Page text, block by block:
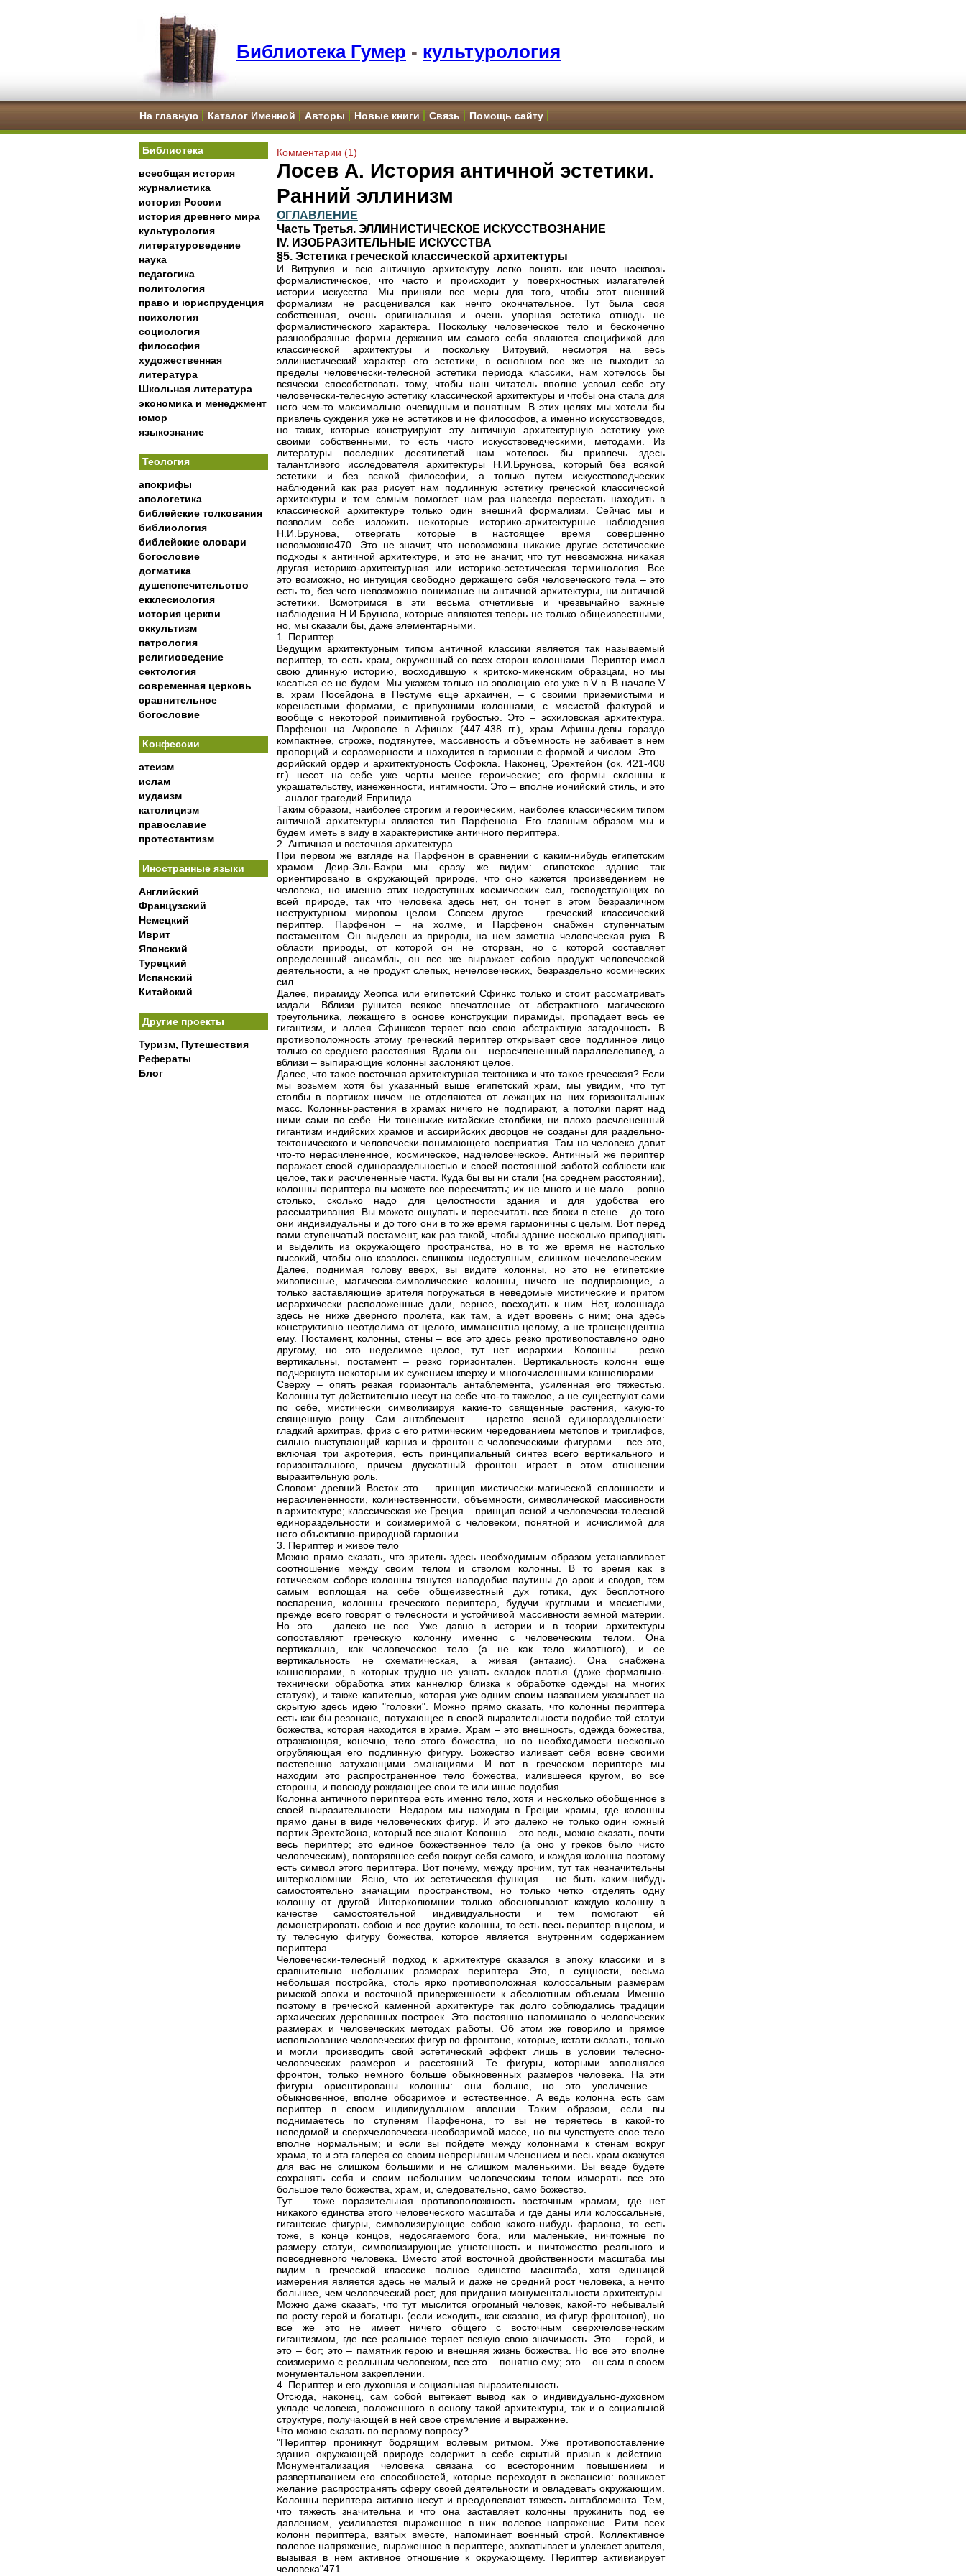
Библиотека Гумер - культурология
На главную Каталог Именной Авторы Новые книги Связь Помощь сайту
Библиотека
всеобщая история
журналистика
история России
история древнего мира
культурология
литературоведение
наука
педагогика
политология
право и юриспруденция
психология
социология
философия
художественная
литература
Школьная литература
экономика и менеджмент
юмор
языкознание
Теология
апокрифы
апологетика
библейские толкования
библиология
библейские словари
богословие
догматика
душепопечительство
екклесиология
история церкви
оккультизм
патрология
религиоведение
сектология
современная церковь
сравнительное
богословие
Конфессии
атеизм
ислам
иудаизм
католицизм
православие
протестантизм
Иностранные языки
Английский
Французский
Немецкий
Иврит
Японский
Турецкий
Испанский
Китайский
Другие проекты
Туризм, Путешествия
Рефераты
Блог
Комментарии (1)
Лосев А. История античной эстетики.
Ранний эллинизм
ОГЛАВЛЕНИЕ
Часть Третья. ЭЛЛИНИСТИЧЕСКОЕ ИСКУССТВОЗНАНИЕ
IV. ИЗОБРАЗИТЕЛЬНЫЕ ИСКУССТВА
§5. Эстетика греческой классической архитектуры
И Витрувия и всю античную архитектуру легко понять как нечто насквозь
формалистическое, что часто и происходит у поверхностных излагателей
истории искусства. Мы приняли все меры для того, чтобы этот внешний
формализм не расценивался как нечто окончательное. Тут была своя
собственная, очень оригинальная и очень упорная эстетика отнюдь не
формалистического характера. Поскольку человеческое тело и бесконечно
разнообразные формы держания им самого себя являются спецификой для
классической архитектуры и поскольку Витрувий, несмотря на весь
эллинистический характер его эстетики, в основном все же не выходит за
пределы человечески-телесной эстетики периода классики, нам хотелось бы
всячески способствовать тому, чтобы наш читатель вполне усвоил себе эту
человечески-телесную эстетику классической архитектуры и чтобы она стала для
него чем-то максимально очевидным и понятным. В этих целях мы хотели бы
привлечь суждения уже не эстетиков и не философов, а именно искусствоведов,
но таких, которые конструируют эту античную архитектурную эстетику уже
своими собственными, то есть чисто искусствоведческими, методами. Из
литературы последних десятилетий нам хотелось бы привлечь здесь
талантливого исследователя архитектуры Н.И.Брунова, который без всякой
эстетики и без всякой философии, а только путем искусствоведческих
наблюдений как раз рисует нам подлинную эстетику греческой классической
архитектуры и тем самым помогает нам раз навсегда перестать находить в
классической архитектуре только один внешний формализм. Сейчас мы и
позволим себе изложить некоторые историко-архитектурные наблюдения
Н.И.Брунова, отвергать которые в настоящее время совершенно
невозможно470. Это не значит, что невозможны никакие другие эстетические
подходы к античной архитектуре, и это не значит, что тут невозможна никакая
другая историко-архитектурная или историко-эстетическая терминология. Все
это возможно, но интуиция свободно держащего себя человеческого тела – это
есть то, без чего невозможно понимание ни античной архитектуры, ни античной
эстетики. Всмотримся в эти весьма отчетливые и чрезвычайно важные
наблюдения Н.И.Брунова, которые являются теперь не только общеизвестными,
но, мы сказали бы, даже элементарными.
1. Периптер
Ведущим архитектурным типом античной классики является так называемый
периптер, то есть храм, окруженный со всех сторон колоннами. Периптер имел
свою длинную историю, восходившую к критско-микенским образцам, но мы
касаться ее не будем. Мы укажем только на эволюцию его уже в V в. В начале V
в. храм Посейдона в Пестуме еще архаичен, – с своими приземистыми и
коренастыми формами, с припухшими колоннами, с мясистой фактурой и
вообще с некоторой примитивной грубостью. Это – эсхиловская архитектура.
Парфенон на Акрополе в Афинах (447-438 гг.), храм Афины-девы гораздо
компактнее, строже, подтянутее, массивность и объемность не забивает в нем
пропорций и соразмерности и находится в гармонии с формой и числом. Это –
дорийский ордер и архитектурность Софокла. Наконец, Эрехтейон (ок. 421-408
гг.) несет на себе уже черты менее героические; его формы склонны к
украшательству, изнеженности, интимности. Это – вполне ионийский стиль, и это
– аналог трагедий Еврипида.
Таким образом, наиболее строгим и героическим, наиболее классическим типом
античной архитектуры является тип Парфенона. Его главным образом мы и
будем иметь в виду в характеристике античного периптера.
2. Античная и восточная архитектура
При первом же взгляде на Парфенон в сравнении с каким-нибудь египетским
храмом Деир-Эль-Бахри мы сразу же видим: египетское здание так
ориентировано в окружающей природе, что оно кажется произведением не
человека, но именно этих недоступных космических сил, господствующих во
всей природе, так что человека здесь нет, он тонет в этом безразличном
неструктурном мировом целом. Совсем другое – греческий классический
периптер. Парфенон – на холме, и Парфенон снабжен ступенчатым
постаментом. Он выделен из природы, на нем заметна человеческая рука. В
области природы, от которой он не оторван, но с которой составляет
определенный ансамбль, он все же выражает собою продукт человеческой
деятельности, а не продукт слепых, нечеловеческих, безраздельно космических
сил.
Далее, пирамиду Хеопса или египетский Сфинкс только и стоит рассматривать
издали. Вблизи рушится всякое впечатление от абстрактного магического
треугольника, лежащего в основе конструкции пирамиды, пропадает весь ее
гигантизм, и аллея Сфинксов теряет всю свою абстрактную загадочность. В
противоположность этому греческий периптер открывает свое подлинное лицо
только со среднего расстояния. Вдали он – нерасчлененный параллелепипед, а
вблизи – выпирающие колонны заслоняют целое.
Далее, что такое восточная архитектурная тектоника и что такое греческая? Если
мы возьмем хотя бы указанный выше египетский храм, мы увидим, что тут
столбы в портиках ничем не отделяются от лежащих на них горизонтальных
масс. Колонны-растения в храмах ничего не подпирают, а потолки парят над
ними сами по себе. Ни тоненькие китайские столбики, ни плохо расчлененный
гигантизм индийских храмов и ассирийских дворцов не созданы для раздельно-
тектонического и человечески-понимающего восприятия. Там на человека давит
что-то нерасчлененное, космическое, надчеловеческое. Античный же периптер
поражает своей единораздельностью и своей постоянной заботой соблюсти как
целое, так и расчлененные части. Куда бы вы ни стали (на среднем расстоянии),
колонны периптера вы можете все пересчитать; их не много и не мало – ровно
столько, сколько надо для целостности здания и для удобства его
рассматривания. Вы можете ощупать и пересчитать все блоки в стене – до того
они индивидуальны и до того они в то же время гармоничны с целым. Вот перед
вами ступенчатый постамент, как раз такой, чтобы здание несколько приподнять
и выделить из окружающего пространства, но в то же время не настолько
высокий, чтобы оно казалось слишком недоступным, слишком нечеловеческим.
Далее, поднимая голову вверх, вы видите колонны, но это не египетские
живописные, магически-символические колонны, ничего не подпирающие, а
только заставляющие зрителя погружаться в неведомые мистические и притом
иерархически расположенные дали, вернее, восходить к ним. Нет, колоннада
здесь не ниже дверного пролета, как там, а идет вровень с ним; она здесь
конструктивно неотделима от целого, имманентна целому, а не трансцендентна
ему. Постамент, колонны, стены – все это здесь резко противопоставлено одно
другому, но это неделимое целое, тут нет иерархии. Колонны – резко
вертикальны, постамент – резко горизонтален. Вертикальность колонн еще
подчеркнута некоторым их сужением кверху и многочисленными каннелюрами.
Сверху – опять резкая горизонталь антаблемента, усиленная его тяжестью.
Колонны тут действительно несут на себе что-то тяжелое, а не существуют сами
по себе, мистически символизируя какие-то священные растения, какую-то
священную рощу. Сам антаблемент – царство ясной единораздельности:
гладкий архитрав, фриз с его ритмическим чередованием метопов и триглифов,
сильно выступающий карниз и фронтон с человеческими фигурами – все это,
включая три акротерия, есть принципиальный синтез всего вертикального и
горизонтального, причем двускатный фронтон играет в этом отношении
выразительную роль.
Словом: древний Восток это – принцип мистически-магической сплошности и
нерасчлененности, количественности, объемности, символической массивности
в архитектуре; классическая же Греция – принцип ясной и человечески-телесной
единораздельности и соизмеримой с человеком, понятной и исчислимой для
него объективно-природной гармонии.
3. Периптер и живое тело
Можно прямо сказать, что зритель здесь необходимым образом устанавливает
соотношение между своим телом и стволом колонны. В то время как в
готическом соборе колонны тянутся наподобие паутины до арок и сводов, тем
самым воплощая на себе общеизвестный дух готики, дух бесплотного
воспарения, колонны греческого периптера, будучи круглыми и мясистыми,
прежде всего говорят о телесности и устойчивой массивности земной материи.
Но это – далеко не все. Уже давно в истории и в теории архитектуры
сопоставляют греческую колонну именно с человеческим телом. Она
вертикальна, как человеческое тело (а не как тело животного), и ее
вертикальность не схематическая, а живая (энтазис). Она снабжена
каннелюрами, в которых трудно не узнать складок платья (даже формально-
технически обработка этих каннелюр близка к обработке одежды на многих
статуях), и также капителью, которая уже одним своим названием указывает на
скрытую здесь идею "головки". Можно прямо сказать, что колонны периптера
есть как бы резонанс, потухающее в своей выразительности подобие той статуи
божества, которая находится в храме. Храм – это внешность, одежда божества,
отражающая, конечно, тело этого божества, но по необходимости несколько
огрубляющая его подлинную фигуру. Божество изливает себя вовне своими
постепенно затухающими эманациями. И вот в греческом периптере мы
находим это распространенное тело божества, излившееся кругом, во все
стороны, и повсюду рождающее свои те или иные подобия.
Колонна античного периптера есть именно тело, хотя и несколько обобщенное в
своей выразительности. Недаром мы находим в Греции храмы, где колонны
прямо даны в виде человеческих фигур. И это далеко не только один южный
портик Эрехтейона, который все знают. Колонна – это ведь, можно сказать, почти
весь периптер; это единое божественное тело (а оно у греков было чисто
человеческим), повторявшее себя вокруг себя самого, и каждая колонна поэтому
есть символ этого периптера. Вот почему, между прочим, тут так незначительны
интерколюмнии. Ясно, что их эстетическая функция – не быть каким-нибудь
самостоятельно значащим пространством, но только четко отделять одну
колонну от другой. Интерколюмнии только обосновывают каждую колонну в
качестве самостоятельной индивидуальности и тем помогают ей
демонстрировать собою и все другие колонны, то есть весь периптер в целом, и
ту телесную фигуру божества, которое является внутренним содержанием
периптера.
Человечески-телесный подход к архитектуре сказался в эпоху классики и в
сравнительно небольших размерах периптера. Это, в сущности, весьма
небольшая постройка, столь ярко противоположная колоссальным размерам
римской эпохи и восточной приверженности к абсолютным объемам. Именно
поэтому в греческой каменной архитектуре так долго соблюдались традиции
архаических деревянных построек. Это постоянно напоминало о человеческих
размерах и человеческих методах работы. Об этом же говорило и прямое
использование человеческих фигур во фронтоне, которые, кстати сказать, только
и могли производить свой эстетический эффект лишь в условии телесно-
человеческих размеров и расстояний. Те фигуры, которыми заполнялся
фронтон, только немного больше обыкновенных размеров человека. На эти
фигуры ориентированы колонны: они больше, но это увеличение –
обыкновенное, вполне обозримое и естественное. А ведь колонна есть сам
периптер в своем индивидуальном явлении. Таким образом, если вы
поднимаетесь по ступеням Парфенона, то вы не теряетесь в какой-то
неведомой и сверхчеловечески-необозримой массе, но вы чувствуете свое тело
вполне нормальным; и если вы пойдете между колоннами к стенам вокруг
храма, то и эта галерея со своим непрерывным членением и весь храм окажутся
для вас не слишком большими и не слишком маленькими. Вы везде будете
сохранять себя и своим небольшим человеческим телом измерять все это
большое тело божества, храм, и, следовательно, само божество.
Тут – тоже поразительная противоположность восточным храмам, где нет
никакого единства этого человеческого масштаба и где даны или колоссальные,
гигантские фигуры, символизирующие собою какого-нибудь фараона, то есть
тоже, в конце концов, недосягаемого бога, или маленькие, ничтожные по
размеру статуи, символизирующие угнетенность и ничтожество реального и
повседневного человека. Вместо этой восточной двойственности масштаба мы
видим в греческой классике полное единство масштаба, хотя единицей
измерения является здесь не малый и даже не средний рост человека, а нечто
большее, чем человеческий рост, для придания монументальности архитектуры.
Можно даже сказать, что тут мыслится огромный человек, какой-то небывалый
по росту герой и богатырь (если исходить, как сказано, из фигур фронтонов), но
все же это не имеет ничего общего с восточным сверхчеловеческим
гигантизмом, где все реальное теряет всякую свою значимость. Это – герой, и
это – бог; это – памятник герою и внешняя жизнь божества. Но все это вполне
соизмеримо с реальным человеком, все это – понятно ему; это – он сам в своем
монументальном закреплении.
4. Периптер и его духовная и социальная выразительность
Отсюда, наконец, сам собой вытекает вывод как о индивидуально-духовном
укладе человека, положенного в основу такой архитектуры, так и о социальной
структуре, получающей в ней свое стремление и выражение.
Что можно сказать по первому вопросу?
"Периптер проникнут бодрящим волевым ритмом. Уже противопоставление
здания окружающей природе содержит в себе скрытый призыв к действию.
Монументализация человека связана со всесторонним повышением и
развертыванием его способностей, которые переходят в экспансию: возникает
желание распространять сферу своей деятельности и овладевать окружающим.
Колонны периптера активно несут и преодолевают тяжесть антаблемента. Тем,
что тяжесть значительна и что она заставляет колонны пружинить под ее
давлением, усиливается выраженное в них волевое напряжение. Ритм всех
колонн периптера, взятых вместе, напоминает военный строй. Коллективное
волевое напряжение, выраженное в периптере, захватывает и увлекает зрителя,
вызывая в нем активное отношение к окружающему. Периптер активизирует
человека"471.